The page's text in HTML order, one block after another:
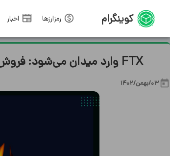
کوینگرام رمزارزها اخبار
FTX وارد میدان می‌شود: فروش گسترده پس از Grayscale، بازار را تحت فشار قرار می‌دهد!
03/بهمن/1402